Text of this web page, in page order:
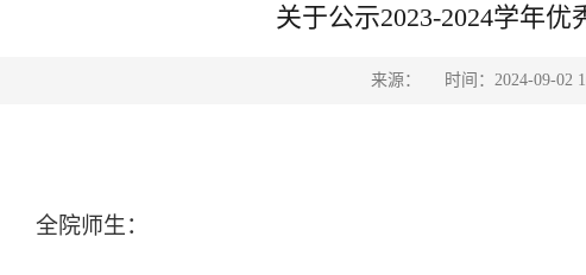
关于公示2023-2024学年
来源： 时间：2024-09-02
全院师生：